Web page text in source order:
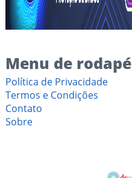
Menu de rodapé
Política de Privacidade
Termos e Condições
Contato
Sobre